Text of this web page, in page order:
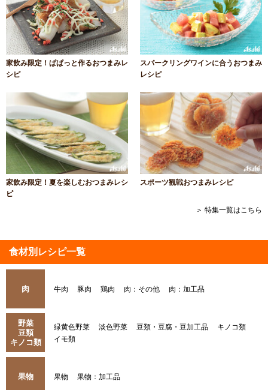
家飲み限定！ぱぱっと作るおつまみレ
シピ
スパークリングワインに合うおつまみ
レシピ
家飲み限定！夏を楽しむおつまみレシ
ピ
スポーツ観戦おつまみレシピ
＞ 特集一覧はこちら
食材別レシピ一覧
肉 牛肉 豚肉 鶏肉 肉：その他 肉：加工品
野菜
豆類
キノコ類
緑黄色野菜 淡色野菜 豆類・豆腐・豆加工品
キノコ類
イモ類
果物 果物 果物：加工品